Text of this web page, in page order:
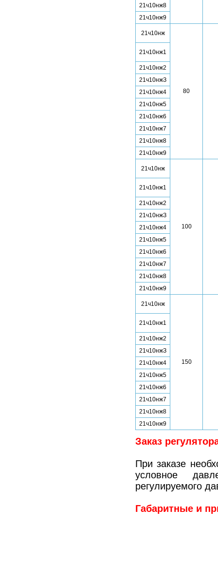
21ч10нж8
21ч10нж9
21ч10нж
80
21ч10нж1
21ч10нж2
21ч10нжЗ
21ч10нж4
21ч10нж5
21ч10нж6
21ч10нж7
21ч10нж8
21ч10нж9
21ч10нж
100
21ч10нж1
21ч10нж2
21ч10нжЗ
21ч10нж4
21ч10нж5
21ч10нж6
21ч10нж7
21ч10нж8
21ч10нж9
21ч10нж
150
21ч10нж1
21ч10нж2
21ч10нжЗ
21ч10нж4
21ч10нж5
21ч10нж6
21ч10нж7
21ч10нж8
21ч10нж9
Заказ
При заказе
условное
регулируемого
Габаритные и